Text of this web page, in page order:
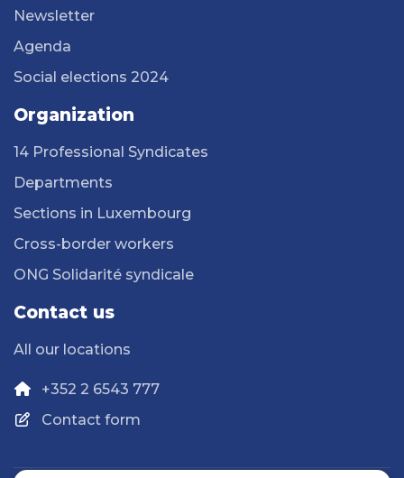
Newsletter
Agenda
Social elections 2024
Organization
14 Professional Syndicates
Departments
Sections in Luxembourg
Cross-border workers
ONG Solidarité syndicale
Contact us
All our locations
+352 2 6543 777
Contact form